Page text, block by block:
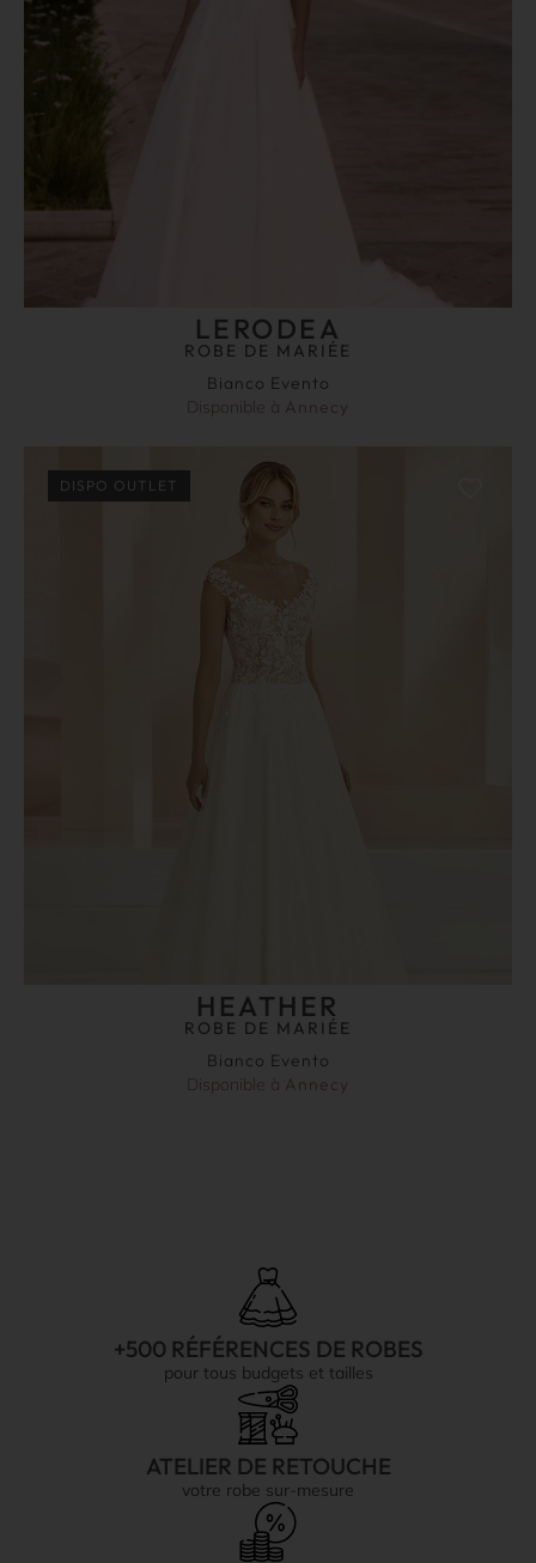
LERODEA
ROBE DE MARIÉE
Bianco Evento
Disponible à Annecy
DISPO OUTLET
HEATHER
ROBE DE MARIÉE
Bianco Evento
Disponible à Annecy
+500 RÉFÉRENCES DE ROBES
pour tous budgets et tailles
ATELIER DE RETOUCHE
votre robe sur-mesure